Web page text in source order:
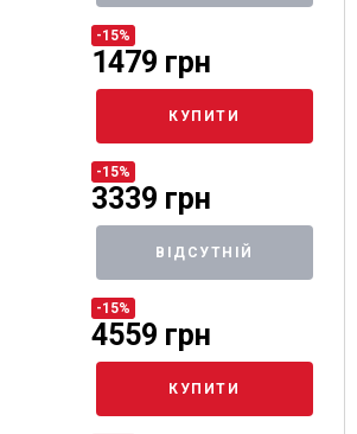
-15%
1479 грн
КУПИТИ
-15%
3339 грн
ВІДСУТНІЙ
-15%
4559 грн
КУПИТИ